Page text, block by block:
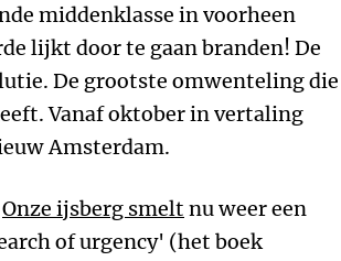
middenklasse in voorheen
lijkt door te gaan branden! De
De grootste omwenteling die
Vanaf oktober in vertaling
Amsterdam.
Onze ijsberg smelt nu weer een
of urgency' (het boek